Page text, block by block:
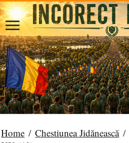
Home / Chestiunea Jidănească /